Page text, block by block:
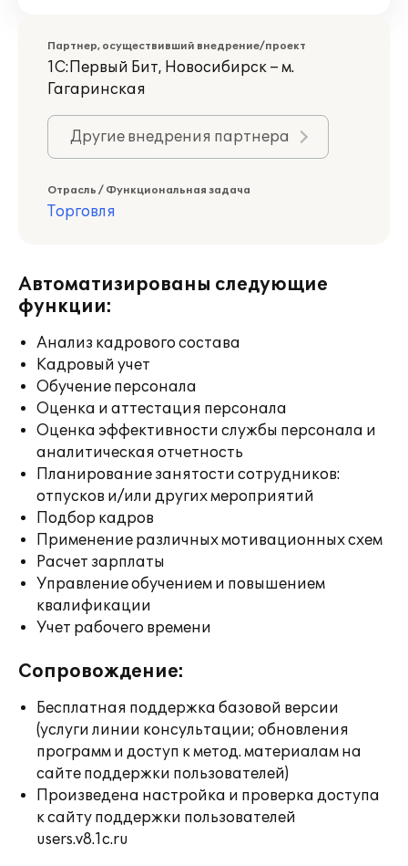
Партнер, осуществивший внедрение/проект
1С:Первый Бит, Новосибирск – м.
Гагаринская
Другие внедрения партнера
Отрасль / Функциональная задача
Торговля
Автоматизированы следующие
функции:
Анализ кадрового состава
Кадровый учет
Обучение персонала
Оценка и аттестация персонала
Оценка эффективности службы персонала и
аналитическая отчетность
Планирование занятости сотрудников:
отпусков и/или других мероприятий
Подбор кадров
Применение различных мотивационных схем
Расчет зарплаты
Управление обучением и повышением
квалификации
Учет рабочего времени
Сопровождение:
Бесплатная поддержка базовой версии
(услуги линии консультации; обновления
программ и доступ к метод. материалам на
сайте поддержки пользователей)
Произведена настройка и проверка доступа
к сайту поддержки пользователей
users.v8.1c.ru